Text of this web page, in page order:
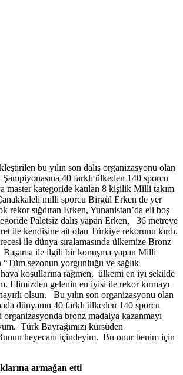
bu yılın son dalış organizasyonu olan
Şampiyonasına 40 farklı ülkeden 140 sporcu
master kategoride katılan 8 kişilik Milli takım
milli sporcu Birgül Erken de yer
rekor sığdıran Erken, Yunanistan’da eli boş
Paletsiz dalış yapan Erken, 36 metreye
ile kendisine ait olan Türkiye rekorunu kırdı.
ile dünya sıralamasında ülkemize Bronz
Başarısı ile ilgili bir konuşma yapan Milli
sezonun yorgunluğu ve sağlık
hava koşullarına rağmen, ülkemi en iyi şekilde
Elimizden gelenin en iyisi ile rekor kırmayı
olsun. Bu yılın son organizasyonu olan
dünyanın 40 farklı ülkeden 140 sporcu
organizasyonda bronz madalya kazanmayı
Türk Bayrağımızı kürsüden
heyecanı içindeyim. Bu onur benim için
armağan etti